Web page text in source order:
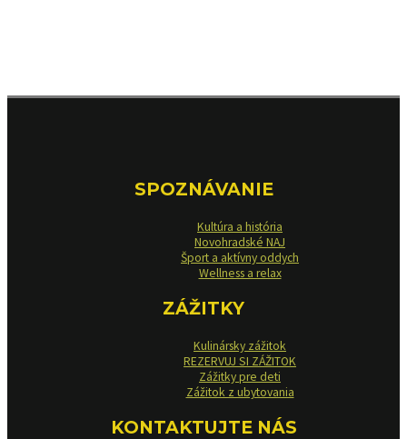
SPOZNÁVANIE
Kultúra a história
Novohradské NAJ
Šport a aktívny oddych
Wellness a relax
ZÁŽITKY
Kulinársky zážitok
REZERVUJ SI ZÁŽITOK
Zážitky pre deti
Zážitok z ubytovania
KONTAKTUJTE NÁS